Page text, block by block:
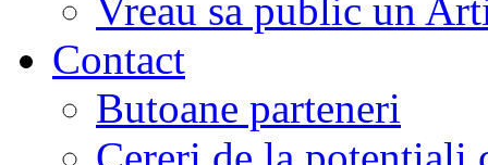
Vreau sa public un
Contact
Butoane parteneri